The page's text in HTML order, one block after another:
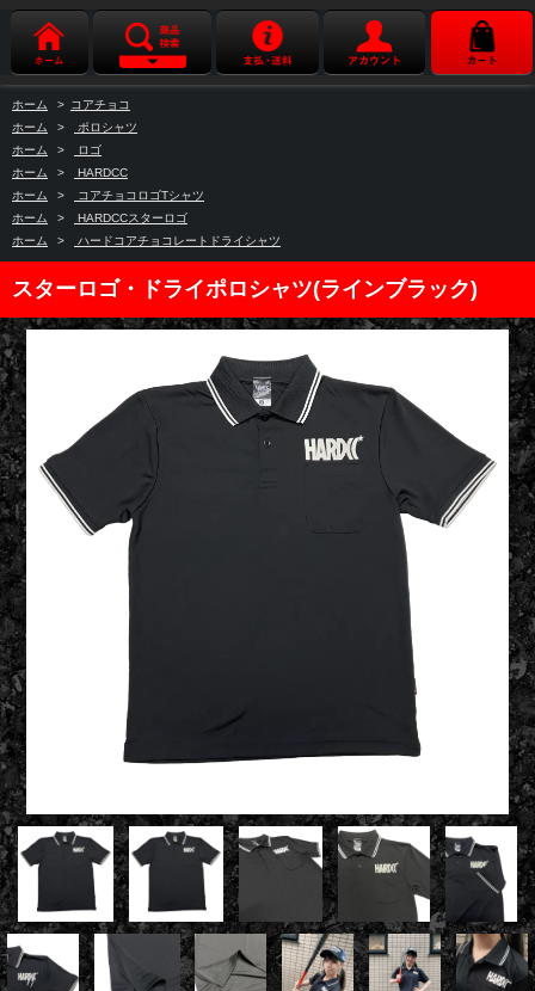
ホーム > コアチョコ
ホーム
>
ポロシャツ
ホーム
>
ロゴ
ホーム
>
HARDCC
ホーム
>
コアチョコロゴTシャツ
ホーム
>
HARDCCスターロゴ
ホーム
> ハードコアチョコレートドライシャツ
スターロゴ・ドライポロシャツ(ラインブラック)